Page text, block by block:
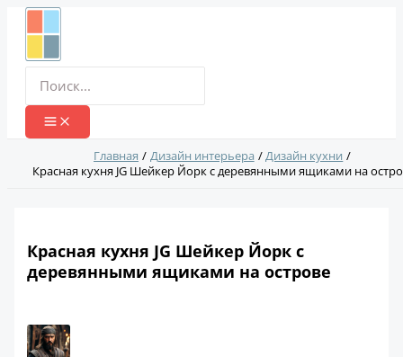
Перейти
Главная Дизайн интерьера
Дизайн кухни
Красная кухня JG Шейкер Йорк с деревянными ящиками на
Красная кухня JG Шейкер Йорк с
деревянными ящиками на острове